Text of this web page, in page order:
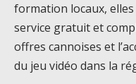
formation locaux,
service gratuit et
offres cannoises et
du jeu vidéo dans la